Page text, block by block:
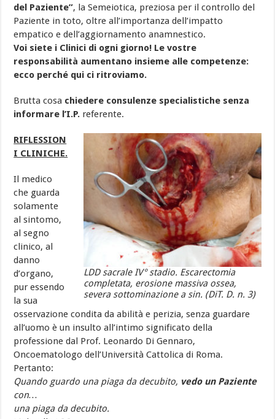
del Paziente”, la Semeiotica, preziosa per il controllo del
Paziente in toto, oltre all’importanza dell’impatto
empatico e dell’aggiornamento anamnestico.
Voi siete i Clinici di ogni giorno! Le vostre
responsabilità aumentano insieme alle competenze:
ecco perché qui ci ritroviamo.
Brutta cosa chiedere consulenze specialistiche senza
informare l’I.P. referente.
LDD sacrale IV° stadio. Escarectomia
completata, erosione massiva ossea,
severa sottominazione a sin. (DiT. D. n. 3)
RIFLESSION
I CLINICHE.
Il medico
che guarda
solamente
al sintomo,
al segno
clinico, al
danno
d’organo,
pur essendo
la sua
osservazione condita da abilità e perizia, senza guardare
all’uomo è un insulto all’intimo significato della
professione dal Prof. Leonardo Di Gennaro,
Oncoematologo dell’Università Cattolica di Roma.
Pertanto:
Quando guardo una piaga da decubito, vedo un Paziente
con…
una piaga da decubito.